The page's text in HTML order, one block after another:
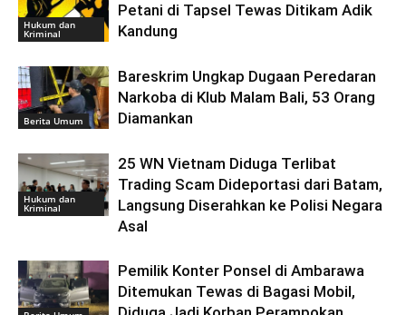
Hukum dan
Kriminal
Petani di Tapsel Tewas Ditikam Adik
Kandung
Berita Umum
Bareskrim Ungkap Dugaan Peredaran
Narkoba di Klub Malam Bali, 53 Orang
Diamankan
Hukum dan
Kriminal
25 WN Vietnam Diduga Terlibat
Trading Scam Dideportasi dari Batam,
Langsung Diserahkan ke Polisi Negara
Asal
Pemilik Konter Ponsel di Ambarawa
Ditemukan Tewas di Bagasi Mobil,